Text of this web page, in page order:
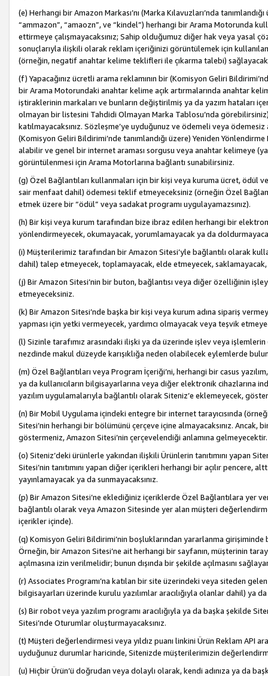
(e) Herhangi bir Amazon Markası’nı (Marka Kılavuzları’nda
“ammazon”, “amaozn”, ve “kindel”) herhangi bir Arama Motorunda
ettirmeye çalışmayacaksınız; Sahip olduğumuz diğer hak veya yasal
sonuçlarıyla ilişkili olarak reklam içeriğinizi görüntülemek için
(örneğin, negatif anahtar kelime teklifleri ile çıkarma talebi)
(f) Yapacağınız ücretli arama reklamının bir (Komisyon Geliri
bir Arama Motorundaki anahtar kelime açık artırmalarında anahtar
iştiraklerinin markaları ve bunların değiştirilmiş ya da yazım hataları
olmayan bir listesini Tahdidi Olmayan Marka Tablosu’nda
katılmayacaksınız. Sözleşme’ye uyduğunuz ve ödemeli veya
(Komisyon Geliri Bildirimi’nde tanımlandığı üzere) Yeniden
alabilir ve genel bir internet araması sorgusu veya anahtar kelimeye
görüntülenmesi için Arama Motorlarına bağlantı sunabilirsiniz.
(g) Özel Bağlantıları kullanmaları için bir kişi veya kuruma ücret, ödül
sair menfaat dahil) ödemesi teklif etmeyeceksiniz (örneğin Özel
etmek üzere bir “ödül” veya sadakat programı uygulayamazsınız).
(h) Bir kişi veya kurum tarafından bize ibraz edilen herhangi bir
yönlendirmeyecek, okumayacak, yorumlamayacak ya da
(i) Müşterilerimiz tarafından bir Amazon Sitesi’yle bağlantılı olarak
dahil) talep etmeyecek, toplamayacak, elde etmeyecek,
(j) Bir Amazon Sitesi’nin bir buton, bağlantısı veya diğer özelliğinin
etmeyeceksiniz.
(k) Bir Amazon Sitesi’nde başka bir kişi veya kurum adına sipariş
yapması için yetki vermeyecek, yardımcı olmayacak veya teşvik
(l) Sizinle tarafımız arasındaki ilişki ya da üzerinde işlev veya
nezdinde makul düzeyde karışıklığa neden olabilecek eylemlerde
(m) Özel Bağlantıları veya Program İçeriği’ni, herhangi bir casus
ya da kullanıcıların bilgisayarlarına veya diğer elektronik
yazılım uygulamalarıyla bağlantılı olarak Siteniz’e eklemeyecek,
(n) Bir Mobil Uygulama içindeki entegre bir internet tarayıcısında
Sitesi’nin herhangi bir bölümünü çerçeve içine almayacaksınız. Ancak,
göstermeniz, Amazon Sitesi’nin çerçevelendiği anlamına gelmeyecektir.
(o) Siteniz’deki ürünlerle yakından ilişkili Ürünlerin tanıtımını yapan
Sitesi’nin tanıtımını yapan diğer içerikleri herhangi bir açılır pencere,
yayınlamayacak ya da sunmayacaksınız.
(p) Bir Amazon Sitesi’ne eklediğiniz içeriklerde Özel Bağlantılara yer
bağlantılı olarak veya Amazon Sitesinde yer alan müşteri
içerikler içinde).
(q) Komisyon Geliri Bildirimi’nin boşluklarından yararlanma
Örneğin, bir Amazon Sitesi’ne ait herhangi bir sayfanın, müşterinin
açılmasına izin verilmelidir; bunun dışında bir şekilde açılmasını
(r) Associates Programı’na katılan bir site üzerindeki veya siteden
bilgisayarları üzerinde kurulu yazılımlar aracılığıyla olanlar dahil) ya
(s) Bir robot veya yazılım programı aracılığıyla ya da başka şekilde
Sitesi’nde Oturumlar oluşturmayacaksınız.
(t) Müşteri değerlendirmesi veya yıldız puanı linkini Ürün Reklam API
uyduğunuz durumlar haricinde, Sitenizde müşterilerimizin
(u) Hiçbir Ürün’ü doğrudan veya dolaylı olarak, kendi adınıza ya da